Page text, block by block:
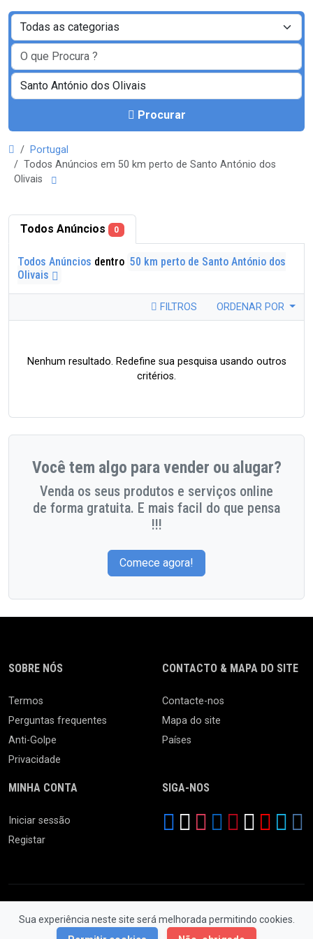
Procurar
Portugal
Todos Anúncios em 50 km perto de Santo António dos
Olivais
Todos Anúncios 0
Todos Anúncios dentro 50 km perto de Santo António dos
Olivais
FILTROS ORDENAR POR
Nenhum resultado. Redefine sua pesquisa usando outros
critérios.
Você tem algo para vender ou alugar?
Venda os seus produtos e serviços online
de forma gratuita. E mais facil do que pensa
!!!
Comece agora!
Sua experiência neste site será melhorada permitindo cookies.
SOBRE NÓS
Termos
Perguntas frequentes
Anti-Golpe
Privacidade
CONTACTO & MAPA DO SITE
Contacte-nos
Mapa do site
Países
MINHA CONTA
Iniciar sessão
Registar
SIGA-NOS
© 2026 Feira da Ladra. Todos os Direitos Reservados.